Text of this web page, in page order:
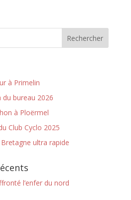
à Primelin
bureau 2026
à Ploërmel
Club Cyclo 2025
ultra rapide
l’enfer du nord